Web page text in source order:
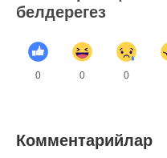
белдерегез
0 0 0
Комментарийлар